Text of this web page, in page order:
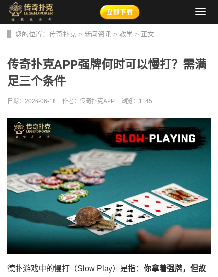
导
您的位置： 传奇扑克 > 新闻资讯 > 教学 > 正文
传奇扑克APP强牌何时可以慢打？需满
足三个条件
日期：2026-06-18 作者：传奇扑克APP 浏览： 1145
德扑游戏中的慢打（Slow Play）是指： 你拿着强牌，但故